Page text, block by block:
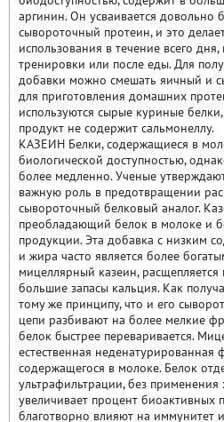
аргинин. Он усваивается довольно
сывороточный протеин, и это
использования в течение всего
тренировки или после еды. Для
добавки можно смешать яичный и
для приготовления домашних
используются сырые куриные
продукт не содержит сальмонеллу.
КАЗЕИН Белки, содержащиеся в
биологической доступностью,
более медленно. Ученые
важную роль в предотвращении
сывороточный белковый аналог.
преобладающий белок в молоке и
продукции. Эта добавка с низким
и жира часто является более
мицеллярный казеин,
большие запасы кальция. Как
тому же принципу, что и его
цепи разбивают на более мелкие
белок быстрее переваривается.
естественная неденатурированная
содержащегося в молоке. Белок
ультрафильтрации, без применения
увеличивает процент биоактивных
благотворно влияют на иммунитет